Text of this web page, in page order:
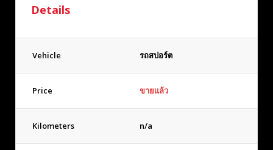
Details
Vehicle รถสปอร์ต
Price ขายแล้ว
Kilometers n/a